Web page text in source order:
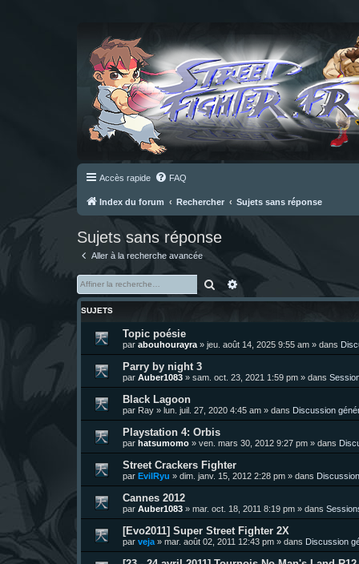
Accès rapide FAQ
Index du forum Rechercher Sujets sans réponse
Sujets sans réponse
Aller à la recherche avancée
Rechercher
Recherche avancée
SUJETS
Topic poésie
par abouhourayra » jeu. août 14, 2025 9:55 am » dans
Parry by night 3
par Auber1083 » sam. oct. 23, 2021 1:59 pm » dans
Black Lagoon
par Ray » lun. juil. 27, 2020 4:45 am » dans Discussion
Playstation 4: Orbis
par hatsumomo » ven. mars 30, 2012 9:27 pm » dans
Street Crackers Fighter
par EvilRyu » dim. janv. 15, 2012 2:28 pm » dans
Cannes 2012
par Auber1083 » mar. oct. 18, 2011 8:19 pm » dans
[Evo2011] Super Street Fighter 2X
par veja » mar. août 02, 2011 12:43 pm » dans Discussion